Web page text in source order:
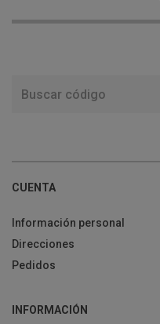
CUENTA
Información personal
Direcciones
Pedidos
INFORMACIÓN